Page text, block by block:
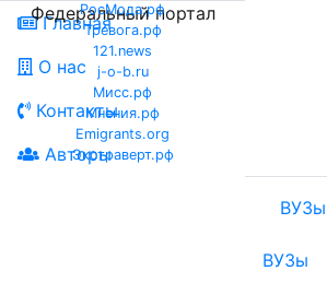
Федеральный портал
Главная
О нас
Контакты
Авторы
РосМода.рф
Тревога.рф
121.news
j-o-b.ru
Мисс.рф
Мнения.рф
Emigrants.org
Экстраверт.рф
ВУЗы
ВУЗы